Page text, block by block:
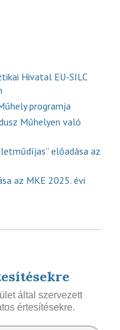
Hivatal EU-SILC
programja
Műhelyen való
előadása az
az MKE 2025. évi
által szervezett
értesítésekre.